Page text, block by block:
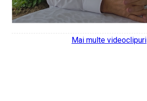
Mai multe videoclipuri